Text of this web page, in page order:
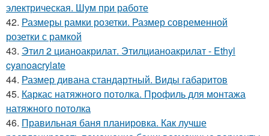
электрическая. Шум при работе
42. Размеры рамки розетки. Размер современной
розетки с рамкой
43. Этил 2 цианоакрилат. Этилцианоакрилат - Ethyl
cyanoacrylate
44. Размер дивана стандартный. Виды габаритов
45. Каркас натяжного потолка. Профиль для монтажа
натяжного потолка
46. Правильная баня планировка. Как лучше